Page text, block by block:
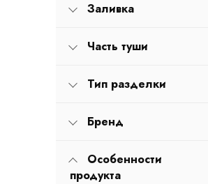
Заливка
Часть туши
Тип разделки
Бренд
Особенности
продукта